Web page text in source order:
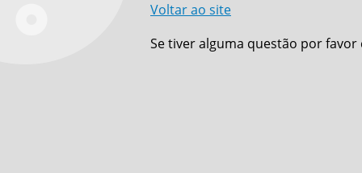
Voltar ao site
Se tiver alguma questão por favor